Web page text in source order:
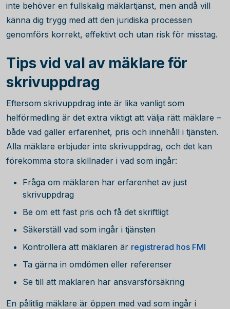
inte behöver en fullskalig mäklartjänst, men ändå vill
känna dig trygg med att den juridiska processen
genomförs korrekt, effektivt och utan risk för misstag.
Tips vid val av mäklare för
skrivuppdrag
Eftersom skrivuppdrag inte är lika vanligt som
helförmedling är det extra viktigt att välja rätt mäklare –
både vad gäller erfarenhet, pris och innehåll i tjänsten.
Alla mäklare erbjuder inte skrivuppdrag, och det kan
förekomma stora skillnader i vad som ingår:
Fråga om mäklaren har erfarenhet av just
skrivuppdrag
Be om ett fast pris och få det skriftligt
Säkerställ vad som ingår i tjänsten
Kontrollera att mäklaren är registrerad hos FMI
Ta gärna in omdömen eller referenser
Se till att mäklaren har ansvarsförsäkring
En pålitlig mäklare är öppen med vad som ingår i